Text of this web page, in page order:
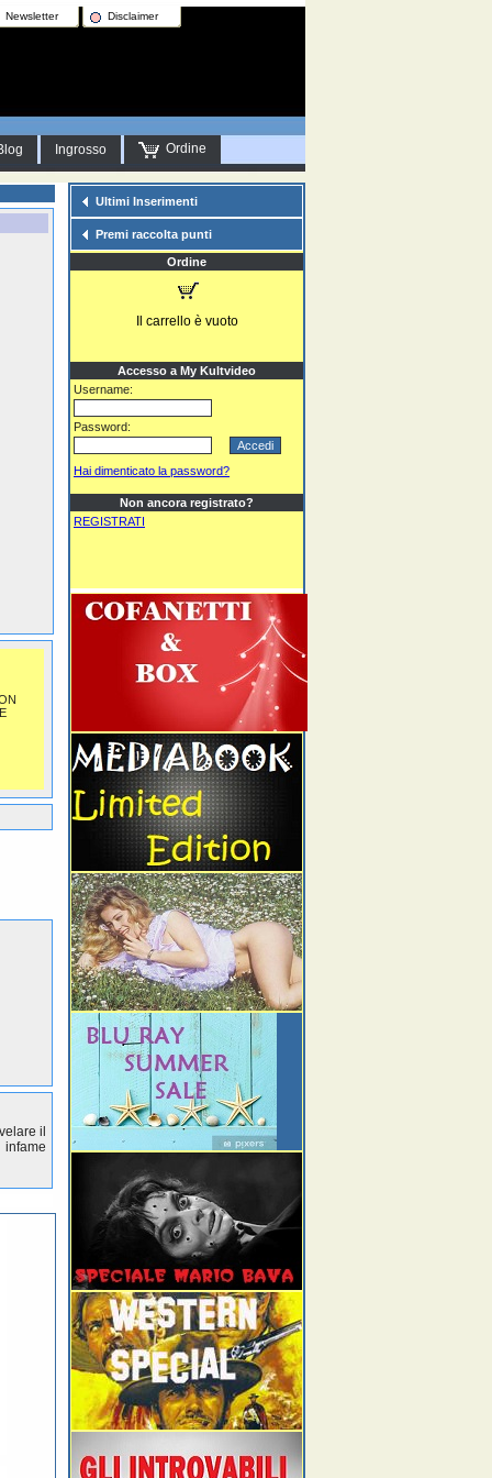
Newsletter Disclaimer
Ingrosso Ordine
il
Ultimi Inserimenti
Premi raccolta punti
Ordine
Il carrello è vuoto
Accesso a My Kultvideo
Username:
Password:
Hai dimenticato la password?
Non ancora registrato?
REGISTRATI